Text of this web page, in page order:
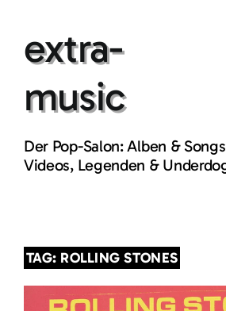
contentextra-
music
Der Pop-Salon: Alben &
Videos, Legenden &
TAG: ROLLING STONES